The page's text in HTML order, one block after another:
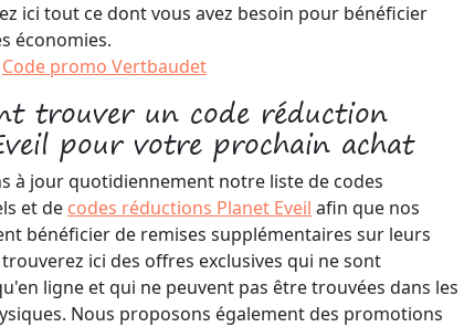
ici tout ce dont vous avez besoin pour bénéficier
économies.
Code promo Vertbaudet
trouver un code réduction
pour votre prochain achat
à jour quotidiennement notre liste de codes
et de codes réductions Planet Eveil afin que nos
bénéficier de remises supplémentaires sur leurs
ici des offres exclusives qui ne sont
ligne et qui ne peuvent pas être trouvées dans les
Nous proposons également des promotions